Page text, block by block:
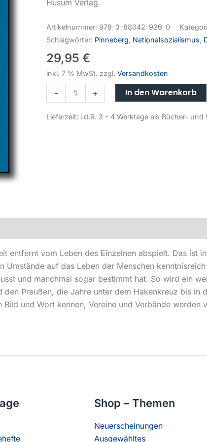
Husum Verlag
Artikelnummer: 978-3-88042-926-0
Schlagwörter: Pinneberg, Nationalsozialismus,
29,95 €
inkl. 7 % MwSt. zzgl. Versandkosten
- + In den Warenkorb
Lieferzeit: i.d.R. 3 - 4 Werktage als Bücher- und
entfernt vom Leben des Einzelnen abspielt. Das ist
auf das Leben der Menschen
und manchmal sogar bestimmt hat. So wird ein
Preußen, die Jahre unter dem Hakenkreuz bis in
und Wort kennen, Vereine und Verbände
Shop – Themen
Neuerscheinungen
Ausgewähltes